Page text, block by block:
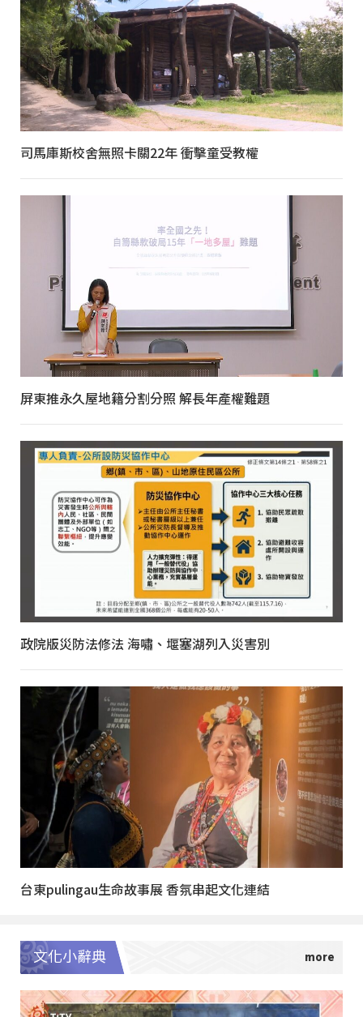
司馬庫斯校舍無照卡關22年 衝擊童受教權
屏東推永久屋地籍分割分照 解長年產權難題
政院版災防法修法 海嘯、堰塞湖列入災害別
台東pulingau生命故事展 香氛串起文化連結
文化小辭典